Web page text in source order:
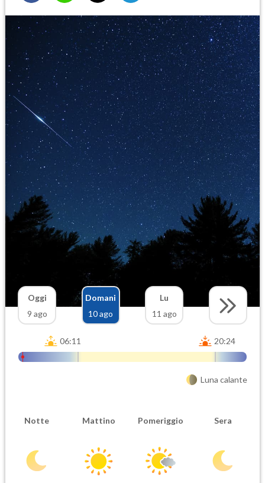
Oggi
9 ago
Domani
10 ago
Lu
11 ago
06:11 20:24
Luna calante
Notte Mattino Pomeriggio Sera